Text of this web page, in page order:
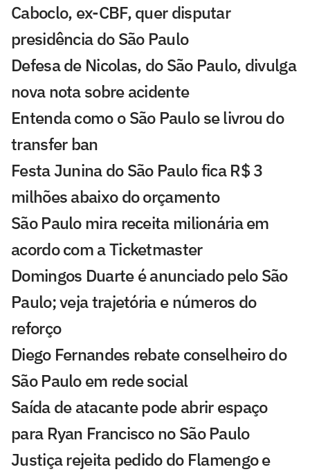
Caboclo, ex-CBF, quer disputar
presidência do São Paulo
Defesa de Nicolas, do São Paulo, divulga
nova nota sobre acidente
Entenda como o São Paulo se livrou do
transfer ban
Festa Junina do São Paulo fica R$ 3
milhões abaixo do orçamento
São Paulo mira receita milionária em
acordo com a Ticketmaster
Domingos Duarte é anunciado pelo São
Paulo; veja trajetória e números do
reforço
Diego Fernandes rebate conselheiro do
São Paulo em rede social
Saída de atacante pode abrir espaço
para Ryan Francisco no São Paulo
Justiça rejeita pedido do Flamengo e